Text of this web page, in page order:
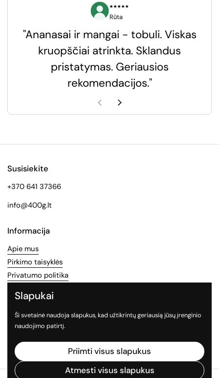
⭑⭑⭑⭑⭑
Rūta
"Ananasai ir mangai - tobuli. Viskas
kruopščiai atrinkta. Sklandus
pristatymas. Geriausios
rekomendacijos."
Ankstesnė skaidrė
Kita skaidrė
Susisiekite
+370 641 37366
info@400g.lt
Informacija
Apie mus
Pirkimo taisyklės
Privatumo politika
Socialinės medijos
Sekite mus socialiniuose tinkluose
Facebook
Slapukai
Ši svetainė naudoja slapukus, kad užtikrintų geriausią jūsų įrenginio
naudojimo patirtį.
Priimti visus slapukus
Atmesti visus slapukus